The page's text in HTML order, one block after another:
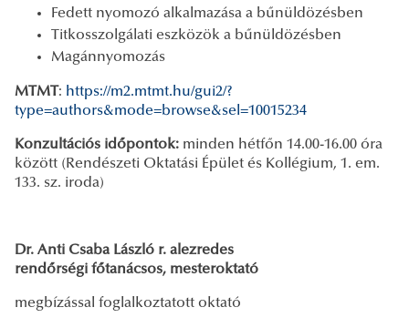
Fedett nyomozó alkalmazása a bűnüldözésben
Titkosszolgálati eszközök a bűnüldözésben
Magánnyomozás
MTMT: https://m2.mtmt.hu/gui2/?
type=authors&mode=browse&sel=10015234
Konzultációs időpontok: minden hétfőn 14.00-16.00 óra
között (Rendészeti Oktatási Épület és Kollégium, 1. em.
133. sz. iroda)
Dr. Anti Csaba László r. alezredes
rendőrségi főtanácsos, mesteroktató
megbízással foglalkoztatott oktató